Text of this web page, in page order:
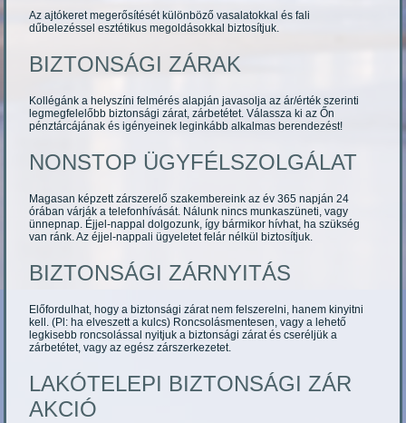
Az ajtókeret megerősítését különböző vasalatokkal és fali
dűbelezéssel esztétikus megoldásokkal biztosítjuk.
BIZTONSÁGI ZÁRAK
Kollégánk a helyszíni felmérés alapján javasolja az ár/érték szerinti
legmegfelelőbb biztonsági zárat, zárbetétet. Válassza ki az Őn
pénztárcájának és igényeinek leginkább alkalmas berendezést!
NONSTOP ÜGYFÉLSZOLGÁLAT
Magasan képzett zárszerelő szakembereink az év 365 napján 24
órában várják a telefonhívását. Nálunk nincs munkaszüneti, vagy
ünnepnap. Éjjel-nappal dolgozunk, így bármikor hívhat, ha szükség
van ránk. Az éjjel-nappali ügyeletet felár nélkül biztosítjuk.
BIZTONSÁGI ZÁRNYITÁS
Előfordulhat, hogy a biztonsági zárat nem felszerelni, hanem kinyitni
kell. (Pl: ha elveszett a kulcs) Roncsolásmentesen, vagy a lehető
legkisebb roncsolással nyitjuk a biztonsági zárat és cseréljük a
zárbetétet, vagy az egész zárszerkezetet.
LAKÓTELEPI BIZTONSÁGI ZÁR
AKCIÓ